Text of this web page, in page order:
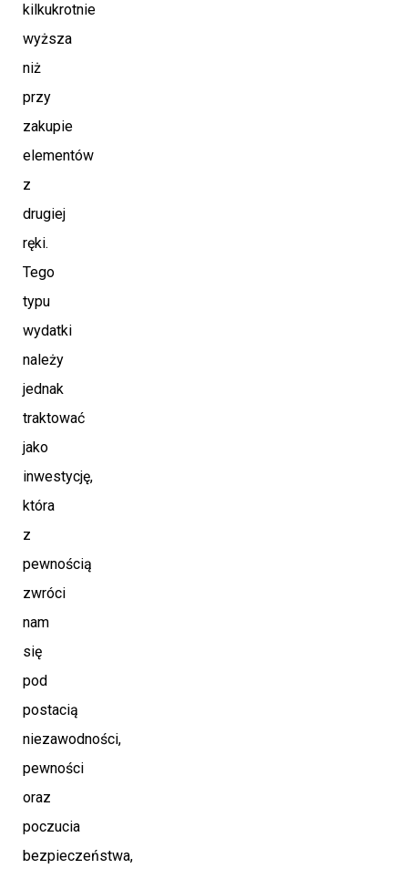
kilkukrotnie
wyższa
niż
przy
zakupie
elementów
z
drugiej
ręki.
Tego
typu
wydatki
należy
jednak
traktować
jako
inwestycję,
która
z
pewnością
zwróci
nam
się
pod
postacią
niezawodności,
pewności
oraz
poczucia
bezpieczeństwa,